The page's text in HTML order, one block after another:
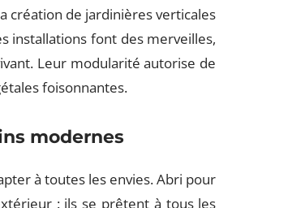
création de jardinières verticales
installations font des merveilles,
Leur modularité autorise de
foisonnantes.
modernes
à toutes les envies. Abri pour
: ils se prêtent à tous les